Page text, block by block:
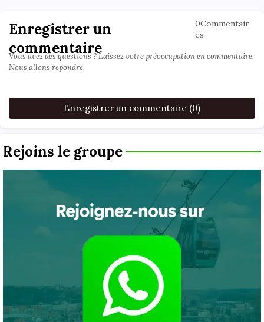
Enregistrer un
commentaire
0Commentair
es
Vous avez des questions ? Laissez votre préoccupation en commentaire.
Nous allons repondre.
Enregistrer un commentaire (0)
Rejoins le groupe